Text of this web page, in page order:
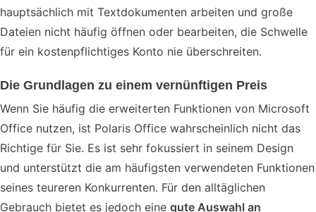
hauptsächlich mit Textdokumenten arbeiten und große
Dateien nicht häufig öffnen oder bearbeiten, die Schwelle
für ein kostenpflichtiges Konto nie überschreiten.
Die Grundlagen zu einem vernünftigen Preis
Wenn Sie häufig die erweiterten Funktionen von Microsoft
Office nutzen, ist Polaris Office wahrscheinlich nicht das
Richtige für Sie. Es ist sehr fokussiert in seinem Design
und unterstützt die am häufigsten verwendeten Funktionen
seines teureren Konkurrenten. Für den alltäglichen
Gebrauch bietet es jedoch eine gute Auswahl an